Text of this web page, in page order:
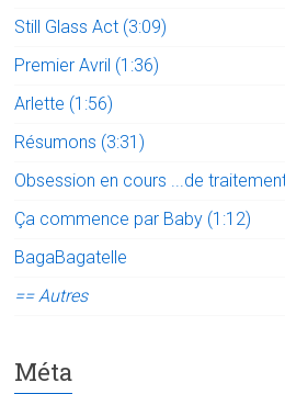
Still Glass Act (3:09)
Premier Avril (1:36)
Arlette (1:56)
Résumons (3:31)
Obsession en cours ...de
Ça commence par Baby (1:12)
BagaBagatelle
== Autres
Méta